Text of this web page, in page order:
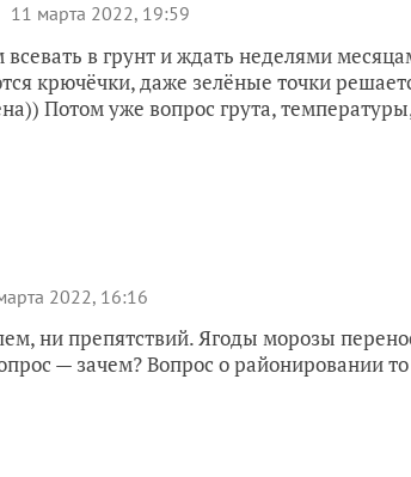
11 марта 2022, 19:59
в грунт и ждать неделями
крючёчки, даже зелёные точки
Потом уже вопрос грута,
2022, 16:16
ни препятствий. Ягоды морозы
— зачем? Вопрос о районировании то